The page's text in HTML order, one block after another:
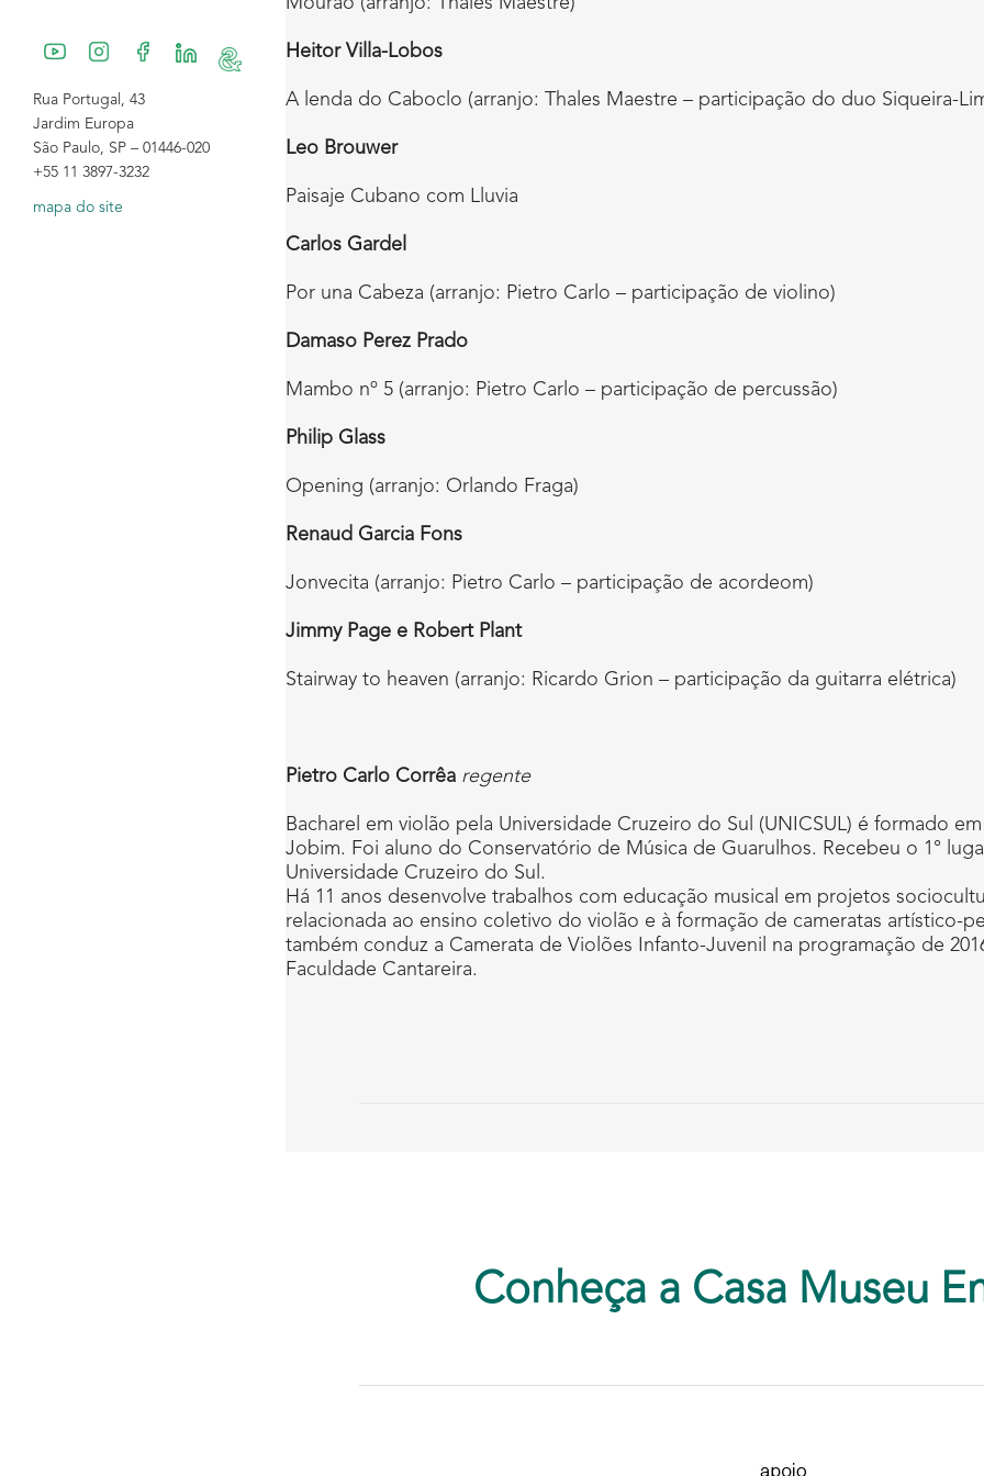
Rua Portugal, 43
Jardim Europa
São Paulo, SP – 01446-020
+55 11 3897-3232
mapa do site
Heitor Villa-Lobos
A lenda do Caboclo (arranjo: Thales Maestre – participação do duo Siqueira-
Leo Brouwer
Paisaje Cubano com Lluvia
Carlos Gardel
Por una Cabeza (arranjo: Pietro Carlo – participação de violino)
Damaso Perez Prado
Mambo nº 5 (arranjo: Pietro Carlo – participação de percussão)
Philip Glass
Opening (arranjo: Orlando Fraga)
Renaud Garcia Fons
Jonvecita (arranjo: Pietro Carlo – participação de acordeom)
Jimmy Page e Robert Plant
Stairway to heaven (arranjo: Ricardo Grion – participação da guitarra elétrica)
Pietro Carlo Corrêa regente
Bacharel em violão pela Universidade Cruzeiro do Sul (UNICSUL) é formado
Jobim. Foi aluno do Conservatório de Música de Guarulhos. Recebeu o 1°
Universidade Cruzeiro do Sul.
Há 11 anos desenvolve trabalhos com educação musical em projetos
relacionada ao ensino coletivo do violão e à formação de cameratas artístico-
também conduz a Camerata de Violões Infanto-Juvenil na programação de
Faculdade Cantareira.
Conheça a Casa Museu